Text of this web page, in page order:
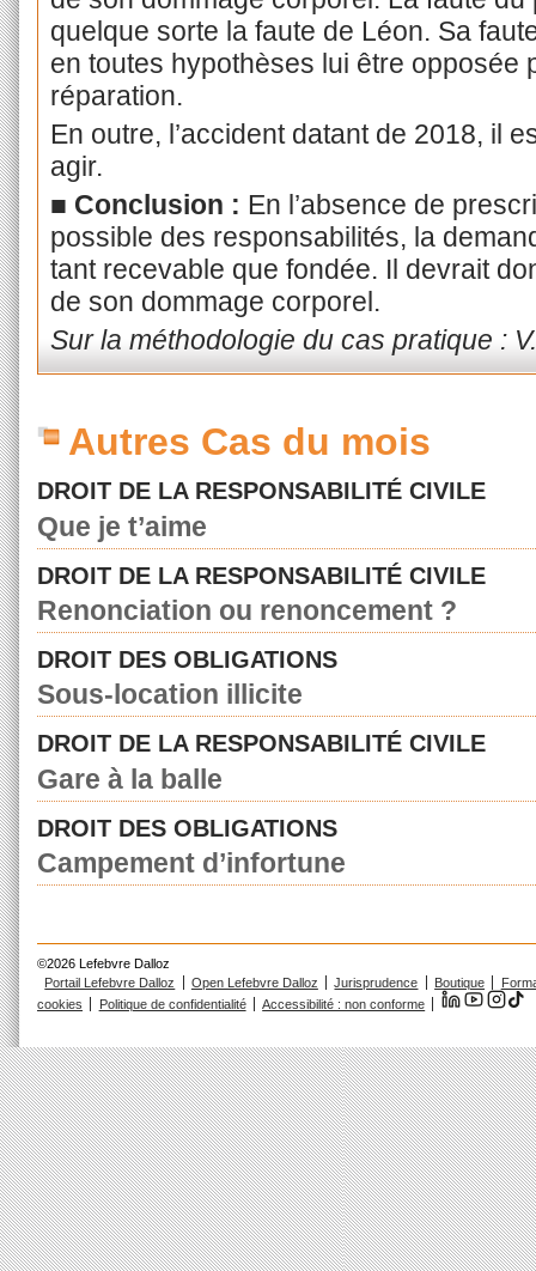
quelque sorte la faute de Léon. Sa
en toutes hypothèses lui être opposée
réparation.
En outre, l’accident datant de 2018, il
agir.
■ Conclusion : En l’absence de
possible des responsabilités, la
tant recevable que fondée. Il devrait
de son dommage corporel.
Sur la méthodologie du cas pratique :
Autres Cas du mois
DROIT DE LA RESPONSABILITÉ CIVILE
Que je t’aime
DROIT DE LA RESPONSABILITÉ CIVILE
Renonciation ou renoncement ?
DROIT DES OBLIGATIONS
Sous-location illicite
DROIT DE LA RESPONSABILITÉ CIVILE
Gare à la balle
DROIT DES OBLIGATIONS
Campement d’infortune
©2026 Lefebvre Dalloz
Portail Lefebvre Dalloz
Open Lefebvre Dalloz Jurisprudence Boutique
cookies
Politique de confidentialité Accessibilité : non conforme